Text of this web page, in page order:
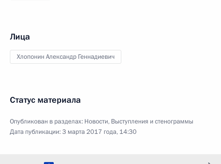
Лица
Хлопонин Александр Геннадиевич
Статус материала
Опубликован в разделах: Новости, Выступления и стенограммы
Дата публикации:3 марта 2017 года, 14:30